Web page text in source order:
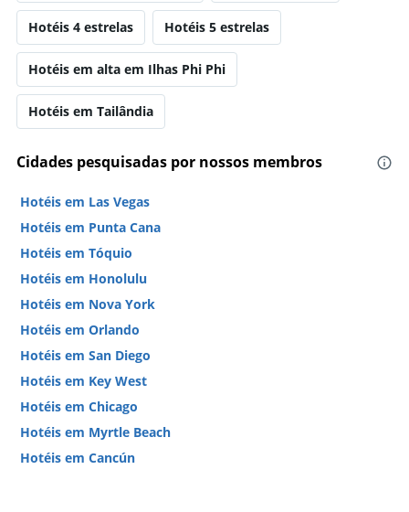
Hotéis 4 estrelas Hotéis 5 estrelas
Hotéis em alta em Ilhas Phi Phi
Hotéis em Tailândia
Cidades pesquisadas por nossos membros
Hotéis em Las Vegas
Hotéis em Punta Cana
Hotéis em Tóquio
Hotéis em Honolulu
Hotéis em Nova York
Hotéis em Orlando
Hotéis em San Diego
Hotéis em Key West
Hotéis em Chicago
Hotéis em Myrtle Beach
Hotéis em Cancún